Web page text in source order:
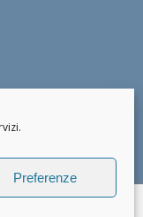
Preferenze